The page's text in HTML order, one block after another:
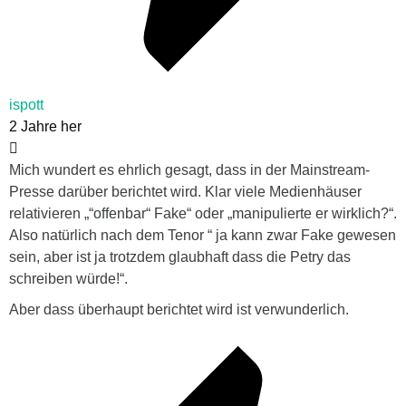
ispott
2 Jahre her
Mich wundert es ehrlich gesagt, dass in der Mainstream-
Presse darüber berichtet wird. Klar viele Medienhäuser
relativieren „“offenbar“ Fake“ oder „manipulierte er wirklich?“.
Also natürlich nach dem Tenor “ ja kann zwar Fake gewesen
sein, aber ist ja trotzdem glaubhaft dass die Petry das
schreiben würde!“.
Aber dass überhaupt berichtet wird ist verwunderlich.